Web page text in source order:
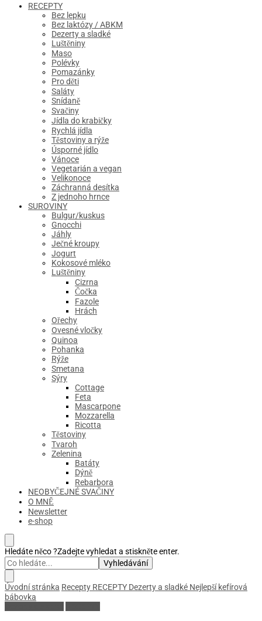
RECEPTY
Bez lepku
Bez laktózy / ABKM
Dezerty a sladké
Luštěniny
Maso
Polévky
Pomazánky
Pro děti
Saláty
Snídaně
Svačiny
Jídla do krabičky
Rychlá jídla
Těstoviny a rýže
Úsporné jídlo
Vánoce
Vegetarián a vegan
Velikonoce
Záchranná desítka
Z jednoho hrnce
SUROVINY
Bulgur/kuskus
Gnocchi
Jáhly
Ječné kroupy
Jogurt
Kokosové mléko
Luštěniny
Cizrna
Čočka
Fazole
Hrách
Ořechy
Ovesné vločky
Quinoa
Pohanka
Rýže
Smetana
Sýry
Cottage
Feta
Mascarpone
Mozzarella
Ricotta
Těstoviny
Tvaroh
Zelenina
Batáty
Dýně
Rebarbora
NEOBYČEJNÉ SVAČINY
O MNĚ
Newsletter
e-shop
Hledáte něco ?Zadejte vyhledat a stiskněte enter.
Úvodní stránka Recepty RECEPTY Dezerty a sladké Nejlepší kefírová
bábovka